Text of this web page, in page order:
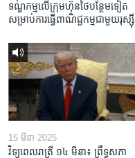
ទណ្ឌកម្ម​លើ​ក្រុមហ៊ុន​ថៃ​បន្ថែម​ទៀត​
សម្រាប់​ការ​ធ្វើ​ពាណិជ្ជកម្ម​ជាមួយ​រុស្ស៊ី
15 មីនា 2025
វិទ្យុពេលរាត្រី ១៤ មីនា៖ ព្រឹទ្ធសភា